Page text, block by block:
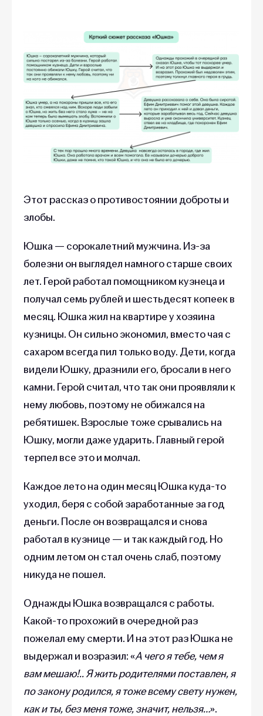
Этот рассказ о противостоянии доброты и
злобы.
Юшка — сорокалетний мужчина. Из-за
болезни он выглядел намного старше своих
лет. Герой работал помощником кузнеца и
получал семь рублей и шестьдесят копеек в
месяц. Юшка жил на квартире у хозяина
кузницы. Он сильно экономил, вместо чая с
сахаром всегда пил только воду. Дети, когда
видели Юшку, дразнили его, бросали в него
камни. Герой считал, что так они проявляли к
нему любовь, поэтому не обижался на
ребятишек. Взрослые тоже срывались на
Юшку, могли даже ударить. Главный герой
терпел все это и молчал.
Каждое лето на один месяц Юшка куда-то
уходил, беря с собой заработанные за год
деньги. После он возвращался и снова
работал в кузнице — и так каждый год. Но
одним летом он стал очень слаб, поэтому
никуда не пошел.
Однажды Юшка возвращался с работы.
Какой-то прохожий в очередной раз
пожелал ему смерти. И на этот раз Юшка не
выдержал и возразил: «А чего я тебе, чем я
вам мешаю!.. Я жить родителями поставлен, я
по закону родился, я тоже всему свету нужен,
как и ты, без меня тоже, значит, нельзя…».